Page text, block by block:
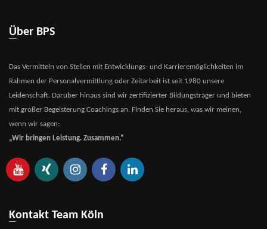
Über BPS
Das Vermitteln von Stellen mit Entwicklungs- und Karrieremöglichkeiten im
Rahmen der Personalvermittlung oder Zeitarbeit ist seit 1980 unsere
Leidenschaft. Darüber hinaus sind wir zertifizierter Bildungsträger und bieten
mit großer Begeisterung Coachings an. Finden Sie heraus, was wir meinen,
wenn wir sagen:
„Wir bringen Leistung. Zusammen.“
Kontakt Team Köln